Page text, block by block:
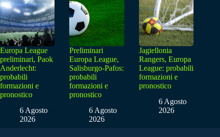
Europa League
preliminari, Paok
Anderlecht:
probabili
formazioni e
pronostico
6 Agosto
2026
Preliminari
Europa League,
Salisburgo-Pafos:
probabili
formazioni e
pronostico
6 Agosto
2026
Jagiellonia
Rangers, Europa
League: probabili
formazioni e
pronostico
6 Agosto
2026